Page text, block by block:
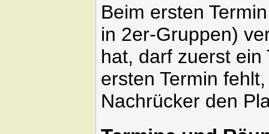
Beim ersten
in 2er-Gruppen)
hat, darf zuerst
ersten Termin
Nachrücker den